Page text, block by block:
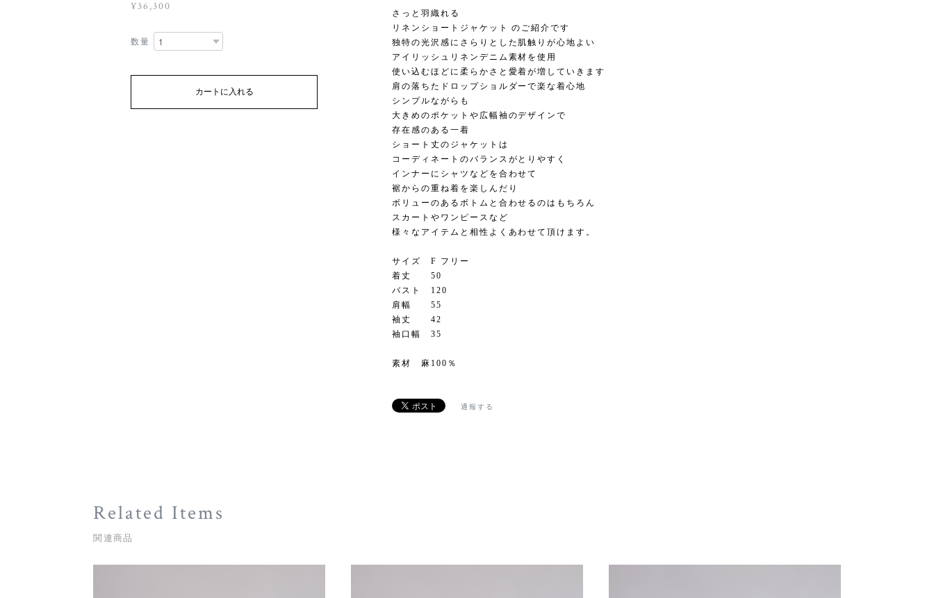
¥36,300
数量
カートに入れる
さっと羽織れる
リネンショートジャケット のご紹介です
独特の光沢感にさらりとした肌触りが心地よい
アイリッシュリネンデニム素材を使用
使い込むほどに柔らかさと愛着が増していきます
肩の落ちたドロップショルダーで楽な着心地
シンプルながらも
大きめのポケットや広幅袖のデザインで
存在感のある一着
ショート丈のジャケットは
コーディネートのバランスがとりやすく
インナーにシャツなどを合わせて
裾からの重ね着を楽しんだり
ボリューのあるボトムと合わせるのはもちろん
スカートやワンピースなど
様々なアイテムと相性よくあわせて頂けます。
サイズ F フリー
着丈 50
バスト 120
肩幅 55
袖丈 42
袖口幅 35
素材 麻100％
通報する
Related Items
関連商品